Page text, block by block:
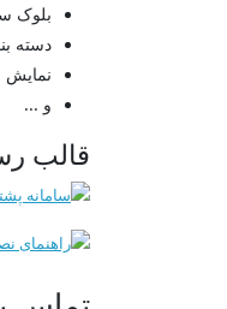
بلوک
دسته
و ...
قالب